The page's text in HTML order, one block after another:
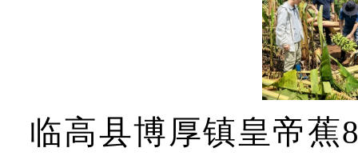
临高县博厚镇皇帝蕉